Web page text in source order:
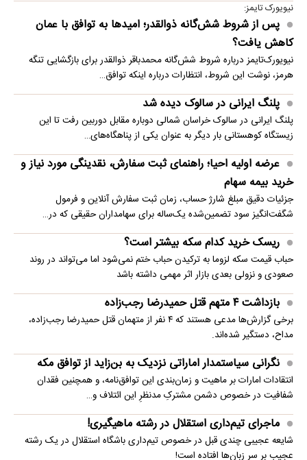
نیویورک تایمز:
پس از شروط شش‌گانه ذوالقدر؛ امیدها به توافق با عمان
کاهش یافت؟
نیویورک‌تایمز درباره شروط شش‌گانه محمدباقر ذوالقدر برای بازگشایی تنگه
هرمز، نوشت این شروط، انتظارات درباره اینکه توافق…
پلنگ ایرانی در سالوک دیده شد
پلنگ ایرانی در سالوک خراسان شمالی دوباره مقابل دوربین رفت تا این
زیستگاه کوهستانی بار دیگر به عنوان یکی از پناهگاه‌های…
عرضه اولیه احیا؛ راهنمای ثبت سفارش، نقدینگی مورد نیاز و
خرید بیمه سهام
جزئیات دقیق مبلغ شارژ حساب، زمان ثبت سفارش آنلاین و فرمول
شگفت‌انگیز سود تضمین‌شده یک‌ساله برای سهامداران حقیقی که در…
ریسک خرید کدام سکه بیشتر است؟
حباب قیمت سکه لزوما به ترکیدن حباب ختم نمی‌شود اما می‌تواند در روند
صعودی و نزولی بعدی بازار اثر مهمی داشته باشد
بازداشت ۴ متهم قتل حمیدرضا رجب‌زاده
برخی گزارش‌ها مدعی هستند که ۴ نفر از متهمان قتل حمیدرضا رجب‌زاده،
مداح، دستگیر شده‌اند.
نگرانی سیاستمدار اماراتی نزدیک به بن‌زاید از توافق مکه
انتقادات امارات بر ماهیت و زمان‌بندی این توافق‌نامه، و همچنین فقدان
شفافیت در خصوص دشمن مشترکِ مدنظرِ این ائتلاف و…
ماجرای تیم‌داری استقلال در رشته ماهیگیری!
شایعه عجیبی چندی قبل در خصوص تیم‌داری باشگاه استقلال در یک رشته
عجیب بر سر زبان‌ها افتاده است!